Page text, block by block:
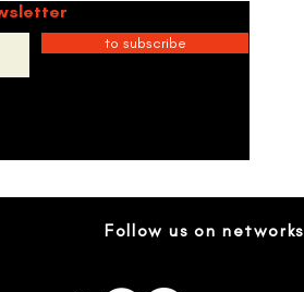
to subscribe
Follow us on networks